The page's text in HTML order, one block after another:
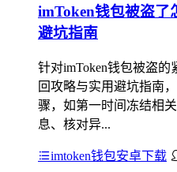
imToken钱包被盗了
避坑指南
针对imToken钱包被盗
回攻略与实用避坑指南
骤，如第一时间冻结相
息、核对异...
imtoken钱包安卓下载